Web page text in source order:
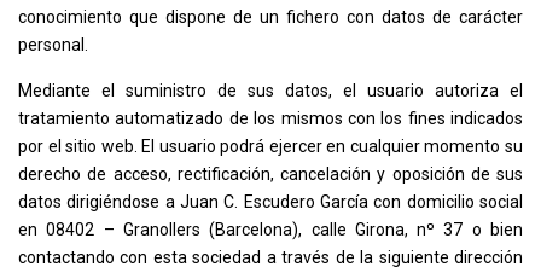
conocimiento que dispone de un fichero con datos de carácter
personal.
Mediante el suministro de sus datos, el usuario autoriza el
tratamiento automatizado de los mismos con los fines indicados
por el sitio web. El usuario podrá ejercer en cualquier momento su
derecho de acceso, rectificación, cancelación y oposición de sus
datos dirigiéndose a Juan C. Escudero García con domicilio social
en08402 – Granollers (Barcelona), calle Girona, nº 37 o bien
contactando con esta sociedad a través de la siguiente dirección